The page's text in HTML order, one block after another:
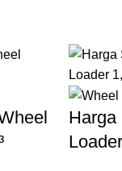
Harga